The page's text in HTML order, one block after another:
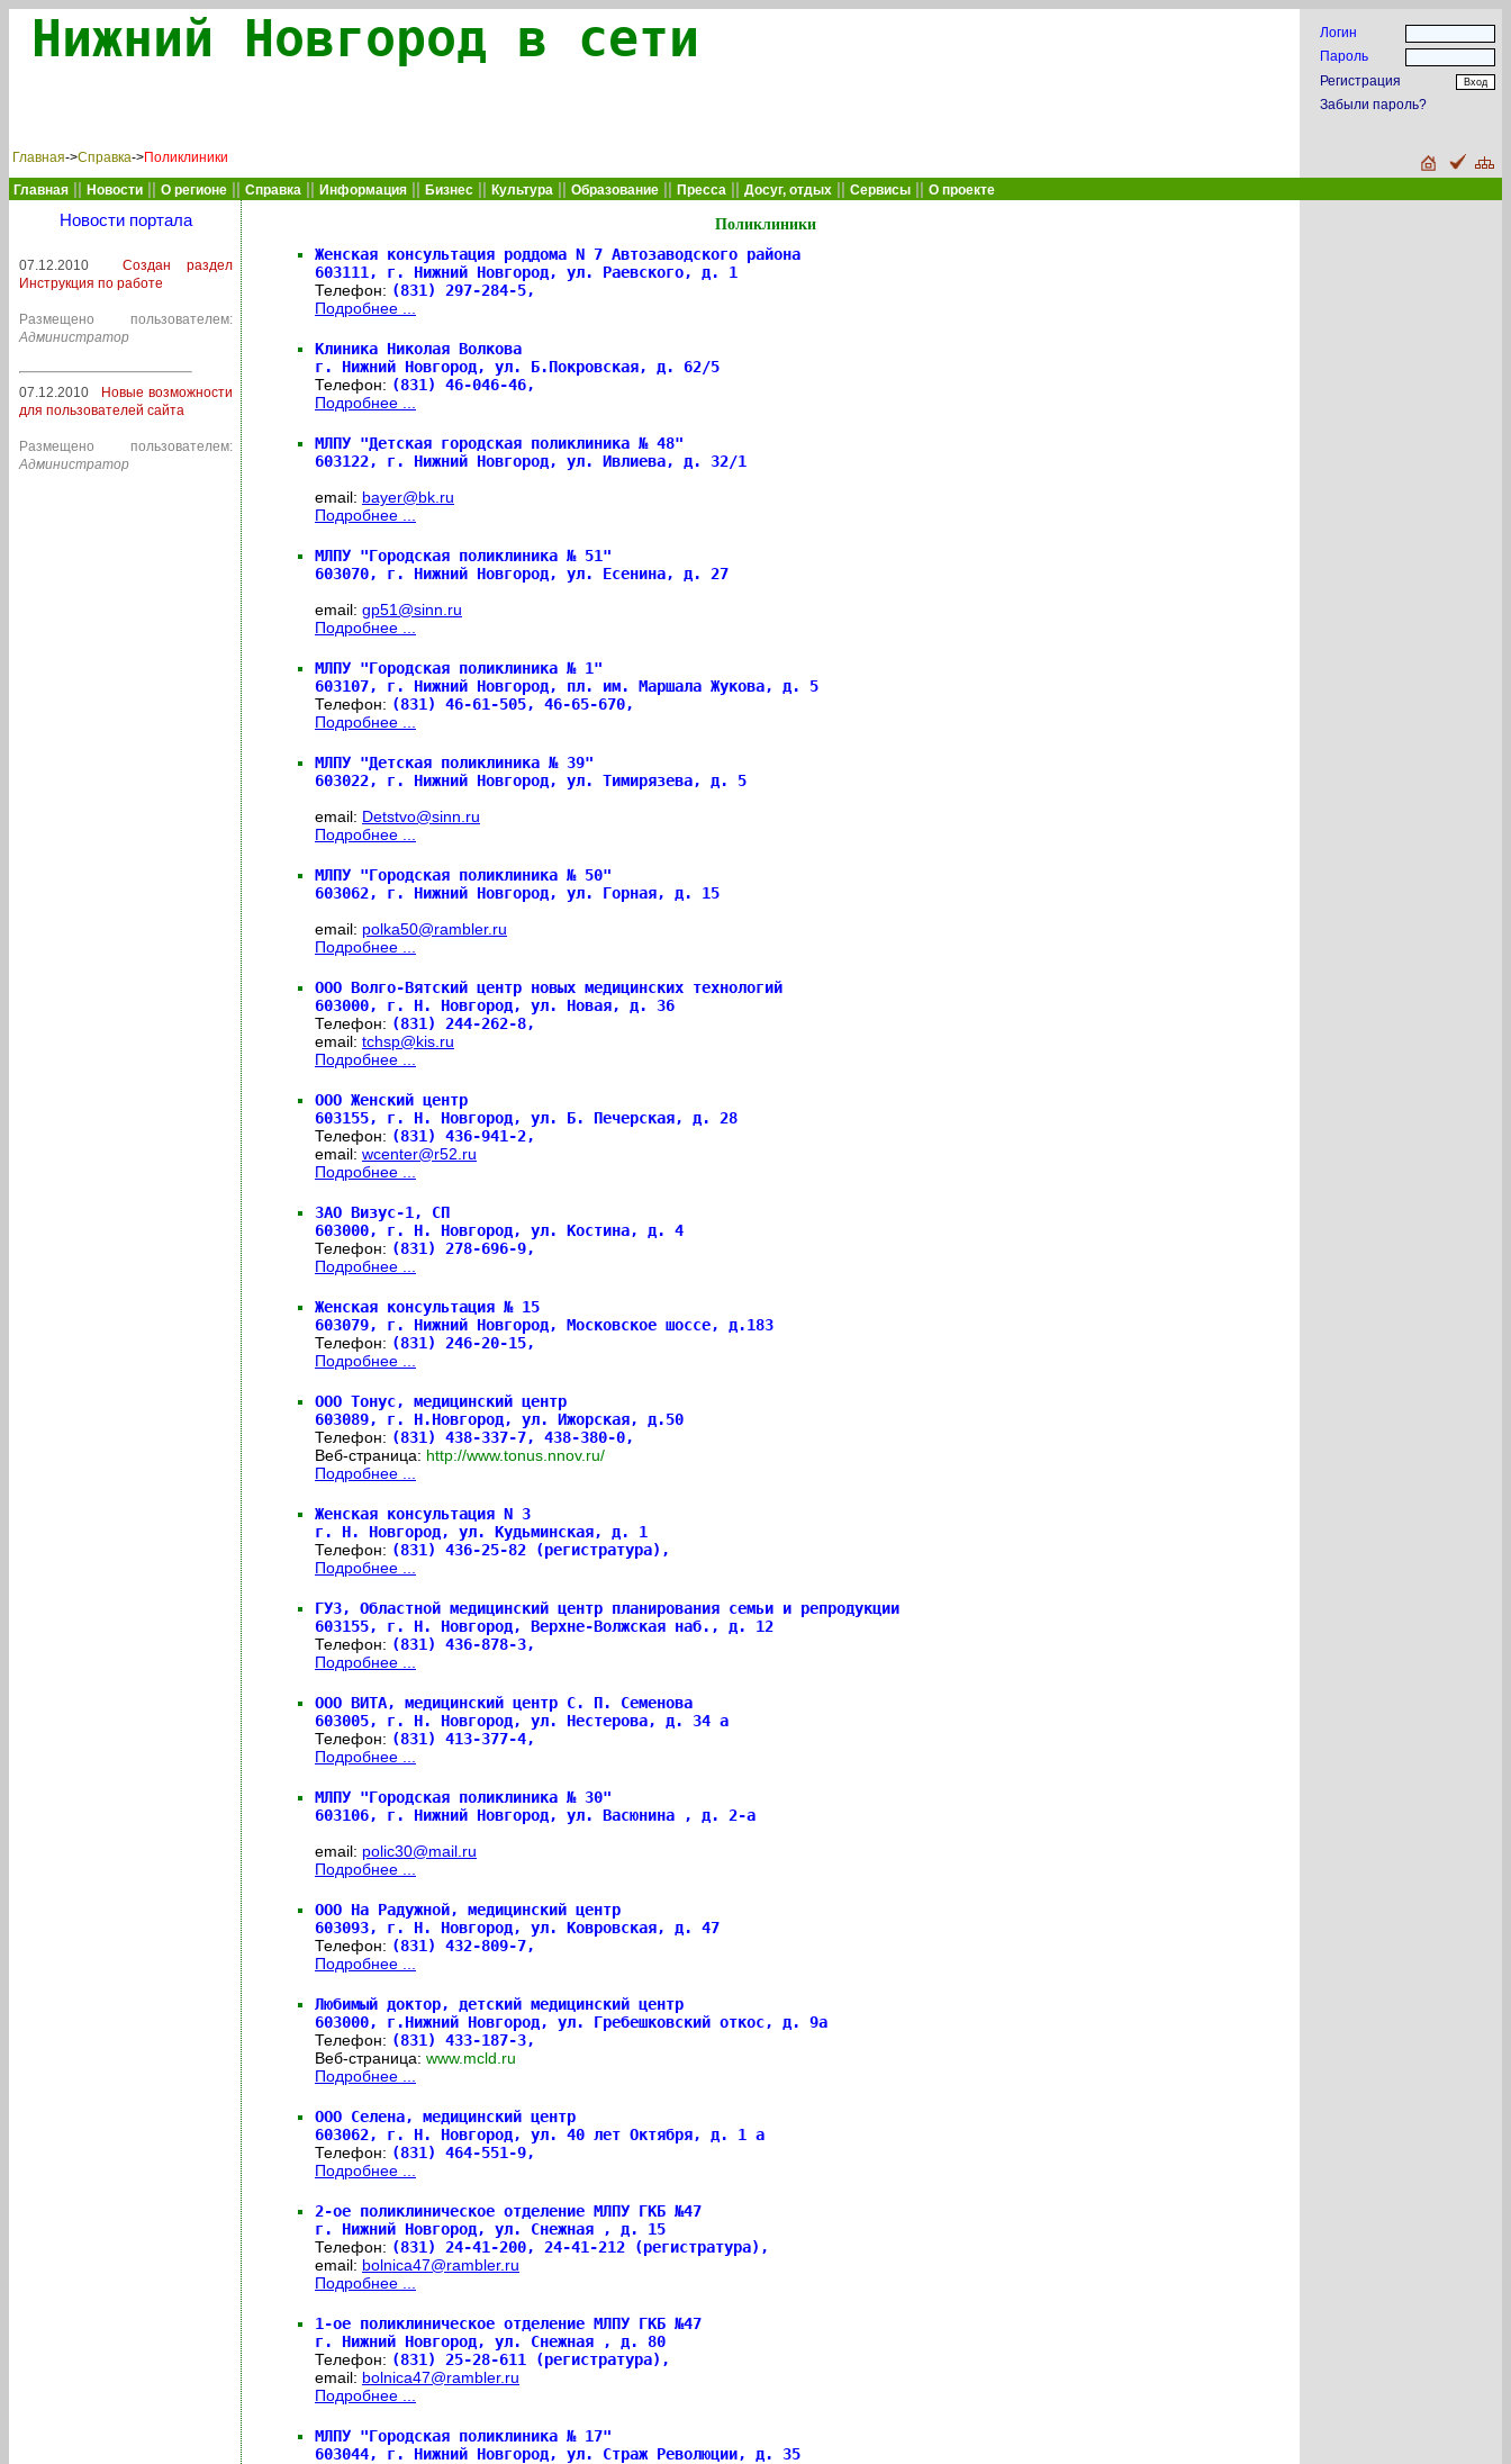
Нижний Новгород в сети
Поликлиники
Женская консультация роддома N 7 Автозаводского района
603111, г. Нижний Новгород, ул. Раевского, д. 1
Телефон: (831) 297-284-5,
Подробнее ...
Клиника Николая Волкова
г. Нижний Новгород, ул. Б.Покровская, д. 62/5
Телефон: (831) 46-046-46,
Подробнее ...
МЛПУ "Детская городская поликлиника № 48"
603122, г. Нижний Новгород, ул. Ивлиева, д. 32/1
email: bayer@bk.ru
Подробнее ...
МЛПУ "Городская поликлиника № 51"
603070, г. Нижний Новгород, ул. Есенина, д. 27
email: gp51@sinn.ru
Подробнее ...
МЛПУ "Городская поликлиника № 1"
603107, г. Нижний Новгород, пл. им. Маршала Жукова, д. 5
Телефон: (831) 46-61-505, 46-65-670,
Подробнее ...
МЛПУ "Детская поликлиника № 39"
603022, г. Нижний Новгород, ул. Тимирязева, д. 5
email: Detstvo@sinn.ru
Подробнее ...
МЛПУ "Городская поликлиника № 50"
603062, г. Нижний Новгород, ул. Горная, д. 15
email: polka50@rambler.ru
Подробнее ...
ООО Волго-Вятский центр новых медицинских технологий
603000, г. Н. Новгород, ул. Новая, д. 36
Телефон: (831) 244-262-8,
email: tchsp@kis.ru
Подробнее ...
ООО Женский центр
603155, г. Н. Новгород, ул. Б. Печерская, д. 28
Телефон: (831) 436-941-2,
email: wcenter@r52.ru
Подробнее ...
ЗАО Визус-1, СП
603000, г. Н. Новгород, ул. Костина, д. 4
Телефон: (831) 278-696-9,
Подробнее ...
Женская консультация № 15
603079, г. Нижний Новгород, Московское шоссе, д.183
Телефон: (831) 246-20-15,
Подробнее ...
ООО Тонус, медицинский центр
603089, г. Н.Новгород, ул. Ижорская, д.50
Телефон: (831) 438-337-7, 438-380-0,
Веб-страница: http://www.tonus.nnov.ru/
Подробнее ...
Женская консультация N 3
г. Н. Новгород, ул. Кудьминская, д. 1
Телефон: (831) 436-25-82 (регистратура),
Подробнее ...
ГУЗ, Областной медицинский центр планирования семьи и репродукции
603155, г. Н. Новгород, Верхне-Волжская наб., д. 12
Телефон: (831) 436-878-3,
Подробнее ...
ООО ВИТА, медицинский центр С. П. Семенова
603005, г. Н. Новгород, ул. Нестерова, д. 34 а
Телефон: (831) 413-377-4,
Подробнее ...
МЛПУ "Городская поликлиника № 30"
603106, г. Нижний Новгород, ул. Васюнина , д. 2-а
email: polic30@mail.ru
Подробнее ...
ООО На Радужной, медицинский центр
603093, г. Н. Новгород, ул. Ковровская, д. 47
Телефон: (831) 432-809-7,
Подробнее ...
Любимый доктор, детский медицинский центр
603000, г.Нижний Новгород, ул. Гребешковский откос, д. 9а
Телефон: (831) 433-187-3,
Веб-страница: www.mcld.ru
Подробнее ...
ООО Селена, медицинский центр
603062, г. Н. Новгород, ул. 40 лет Октября, д. 1 а
Телефон: (831) 464-551-9,
Подробнее ...
2-ое поликлиническое отделение МЛПУ ГКБ №47
г. Нижний Новгород, ул. Снежная , д. 15
Телефон: (831) 24-41-200, 24-41-212 (регистратура),
email: bolnica47@rambler.ru
Подробнее ...
1-ое поликлиническое отделение МЛПУ ГКБ №47
г. Нижний Новгород, ул. Снежная , д. 80
Телефон: (831) 25-28-611 (регистратура),
email: bolnica47@rambler.ru
Подробнее ...
МЛПУ "Городская поликлиника № 17"
603044, г. Нижний Новгород, ул. Страж Революции, д. 35
Главная->Справка->Поликлиники
Логин
Пароль
Регистрация
Забыли пароль?
Главная Новости О регионе Справка Информация Бизнес Культура Образование Пресса Досуг, отдых Сервисы О проекте
Новости портала
07.12.2010
Создан раздел
Инструкция по работе
Размещено пользователем:
Администратор
07.12.2010
Новые возможности
для пользователей сайта
Размещено пользователем:
Администратор